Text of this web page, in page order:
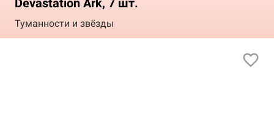
Туманности и звёзды